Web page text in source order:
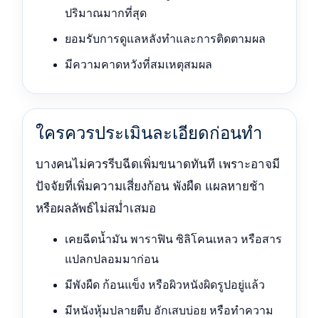
ปริมาณมากที่สุด
ยอมรับการดูแลหลังทำและการติดตามผล
มีความคาดหวังที่สมเหตุสมผล
ใครควรประเมินละเอียดก่อนทำ
บางคนไม่ควรรีบฉีดเพิ่มขนาดทันที เพราะอาจมี
ปัจจัยที่เพิ่มความเสี่ยงก้อน พังผืด แผลหายช้า
หรือผลลัพธ์ไม่สม่ำเสมอ
เคยฉีดน้ำมัน พาราฟิน ซิลิโคนเหลว หรือสาร
แปลกปลอมมาก่อน
มีพังผืด ก้อนแข็ง หรือผิวหนังผิดรูปอยู่แล้ว
มีหนังหุ้มปลายตีบ อักเสบบ่อย หรือทำความ